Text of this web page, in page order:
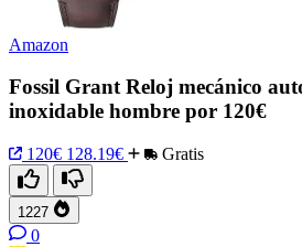
Amazon
Fossil Grant Reloj mecánico
inoxidable hombre por 120€
120€ 128.19€ Gratis
1227
0